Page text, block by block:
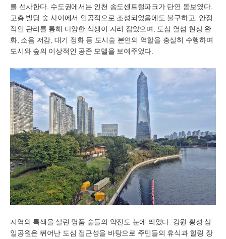
를 선사한다. 수도권에서는 인천 송도센트럴파크가 단연 돋보였다.
고층 빌딩 숲 사이에서 인공적으로 조성되었음에도 불구하고, 안정
적인 관리를 통해 다양한 식생이 자리 잡았으며, 도심 열섬 현상 완
화, 소음 저감, 대기 정화 등 도시숲 본연의 역할을 충실히 수행하며
도시와 숲의 이상적인 공존 모델을 보여주었다.
지역의 특색을 살린 명품 숲들의 약진도 눈에 띄었다. 강원 횡성 삼
일공원은 뛰어난 도심 접근성을 바탕으로 주민들의 휴식과 힐링 장